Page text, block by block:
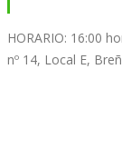
HORARIO: 16:00
nº 14, Local E,